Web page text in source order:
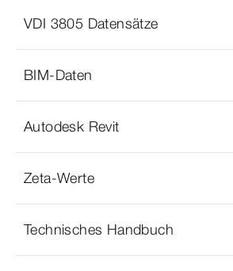
VDI 3805 Datensätze
BIM-Daten
Autodesk Revit
Zeta-Werte
Technisches Handbuch